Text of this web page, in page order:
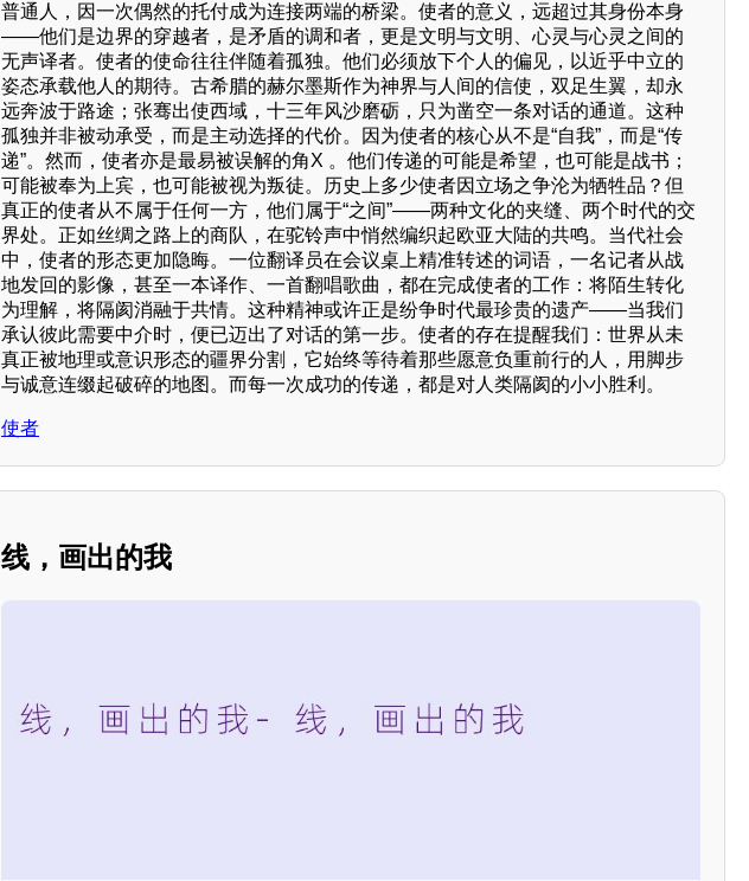
普通人，因一次偶然的托付成为连接两端的桥梁。使者的意义，远超过其身份本身
——他们是边界的穿越者，是矛盾的调和者，更是文明与文明、心灵与心灵之间的
无声译者。使者的使命往往伴随着孤独。他们必须放下个人的偏见，以近乎中立的
姿态承载他人的期待。古希腊的赫尔墨斯作为神界与人间的信使，双足生翼，却永
远奔波于路途；张骞出使西域，十三年风沙磨砺，只为凿空一条对话的通道。这种
孤独并非被动承受，而是主动选择的代价。因为使者的核心从不是“自我”，而是“传
递”。然而，使者亦是最易被误解的角X 。他们传递的可能是希望，也可能是战书；
可能被奉为上宾，也可能被视为叛徒。历史上多少使者因立场之争沦为牺牲品？但
真正的使者从不属于任何一方，他们属于“之间”——两种文化的夹缝、两个时代的交
界处。正如丝绸之路上的商队，在驼铃声中悄然编织起欧亚大陆的共鸣。当代社会
中，使者的形态更加隐晦。一位翻译员在会议桌上精准转述的词语，一名记者从战
地发回的影像，甚至一本译作、一首翻唱歌曲，都在完成使者的工作：将陌生转化
为理解，将隔阂消融于共情。这种精神或许正是纷争时代最珍贵的遗产——当我们
承认彼此需要中介时，便已迈出了对话的第一步。使者的存在提醒我们：世界从未
真正被地理或意识形态的疆界分割，它始终等待着那些愿意负重前行的人，用脚步
与诚意连缀起破碎的地图。而每一次成功的传递，都是对人类隔阂的小小胜利。
使者
线，画出的我